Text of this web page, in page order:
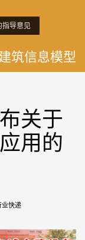
导意见
筑信息模型
关于
用的
业快递